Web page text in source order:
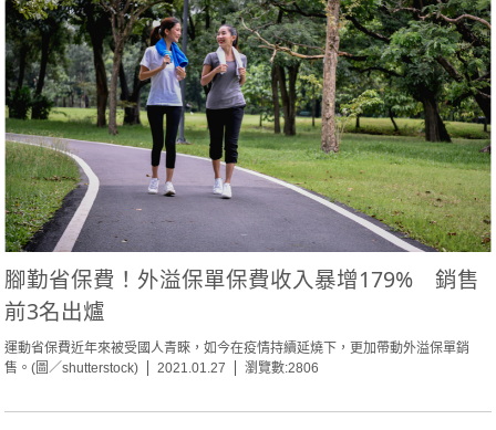
腳勤省保費！外溢保單保費收入暴增179% 銷售
前3名出爐
運動省保費近年來被受國人青睞，如今在疫情持續延燒下，更加帶動外溢保單銷
售。(圖／shutterstock)
2021.01.27 瀏覽數:2806